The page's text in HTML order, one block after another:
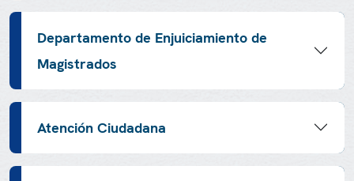
Departamento de Enjuiciamiento de
Magistrados
Atención Ciudadana